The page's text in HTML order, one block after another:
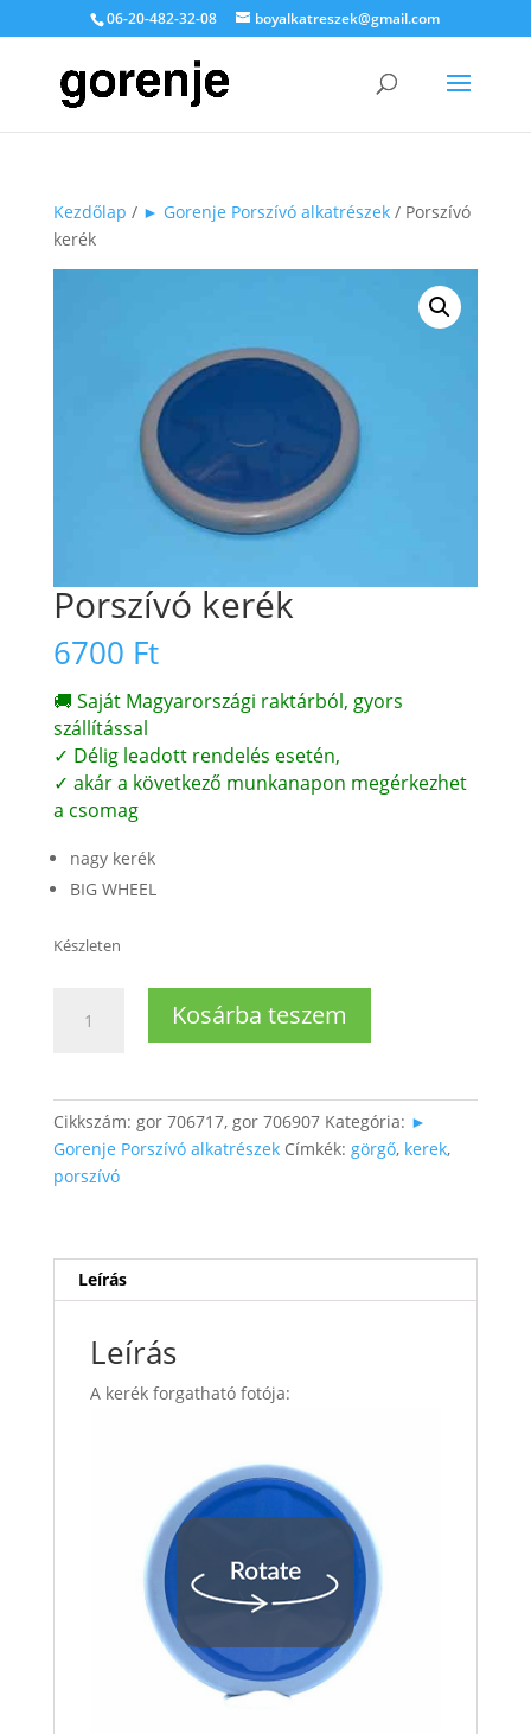
06-20-482-32-08 boyalkatreszek@gmail.com
Kezdőlap / ► Gorenje Porszívó alkatrészek/ Porszívó
kerék
Porszívó kerék
6700 Ft
🚚 Saját Magyarországi raktárból, gyors
szállítással
✓ Délig leadott rendelés esetén,
✓ akár a következő munkanapon megérkezhet
a csomag
nagy kerék
BIG WHEEL
Készleten
kerék
Kosárba teszem
Cikkszám: gor 706717, gor 706907 Kategória: ►
Gorenje Porszívó alkatrészek Címkék: görgő, kerek,
porszívó
Leírás
Leírás
A kerék forgatható fotója: